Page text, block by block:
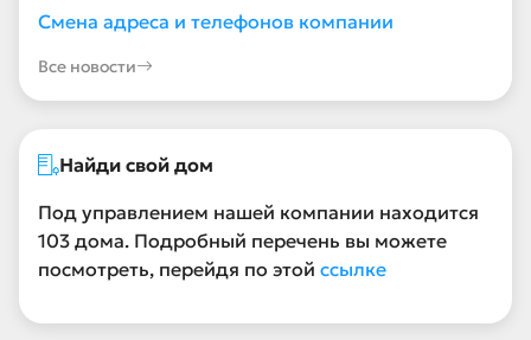
Смена адреса и телефонов компании
Все новости
Найди свой дом
Под управлением нашей компании находится
103 дома. Подробный перечень вы можете
посмотреть, перейдя по этой ссылке